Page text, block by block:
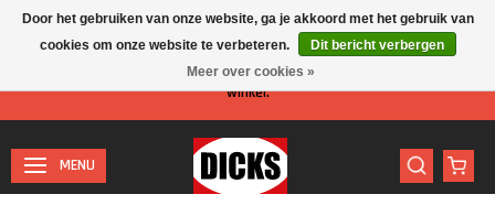
Let op: I.v.m. de zomervakantie is er minder personeel aanwezig in de
winkel.
MENU
Door het gebruiken van onze website, ga je akkoord met het gebruik van
cookies om onze website te verbeteren.
Dit bericht verbergen
Meer over cookies »